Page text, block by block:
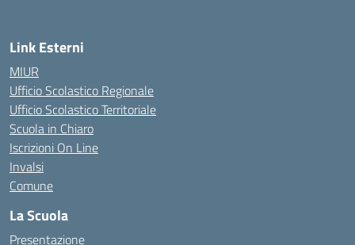
Link Esterni
MIUR
Ufficio Scolastico Regionale
Ufficio Scolastico Territoriale
Scuola in Chiaro
Iscrizioni On Line
Invalsi
Comune
La Scuola
Presentazione